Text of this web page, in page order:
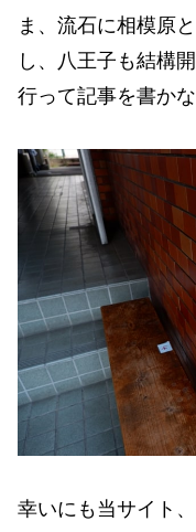
ま、流石に相模原
し、八王子も結構
行って記事を書か
幸いにも当サイト